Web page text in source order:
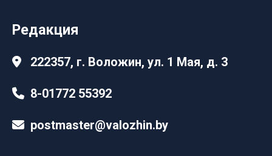
Редакция
222357, г. Воложин, ул. 1 Мая, д. 3
8-01772 55392
postmaster@valozhin.by